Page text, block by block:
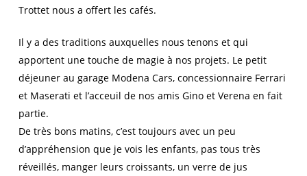
Trottet nous a offert les cafés.
Il y a des traditions auxquelles nous tenons et qui
apportent une touche de magie à nos projets. Le petit
déjeuner au garage Modena Cars, concessionnaire Ferrari
et Maserati et l’acceuil de nos amis Gino et Verena en fait
partie.
De très bons matins, c’est toujours avec un peu
d’appréhension que je vois les enfants, pas tous très
réveillés, manger leurs croissants, un verre de jus